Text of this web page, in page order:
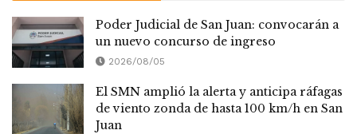
Poder Judicial de San Juan: convocarán a
un nuevo concurso de ingreso
2026/08/05
El SMN amplió la alerta y anticipa ráfagas
de viento zonda de hasta 100 km/h en San
Juan